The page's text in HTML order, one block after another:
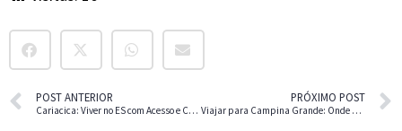
POST ANTERIOR
Cariacica: Viver no ES com Acesso e Custo de Vida Baixo
PRÓXIMO POST
Viajar para Campina Grande: Onde o Sertão Pulsa no Nordeste